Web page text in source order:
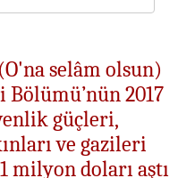
selâm olsun)
2017
güçleri,
ve gazileri
milyon doları aştı